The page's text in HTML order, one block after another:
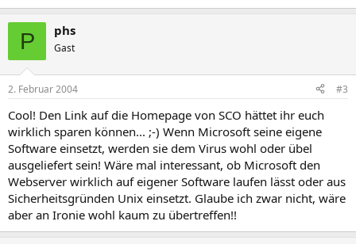
P phs
Gast
2. Februar 2004 #3
Cool! Den Link auf die Homepage von SCO hättet ihr euch
wirklich sparen können... ;-) Wenn Microsoft seine eigene
Software einsetzt, werden sie dem Virus wohl oder übel
ausgeliefert sein! Wäre mal interessant, ob Microsoft den
Webserver wirklich auf eigener Software laufen lässt oder aus
Sicherheitsgründen Unix einsetzt. Glaube ich zwar nicht, wäre
aber an Ironie wohl kaum zu übertreffen!!